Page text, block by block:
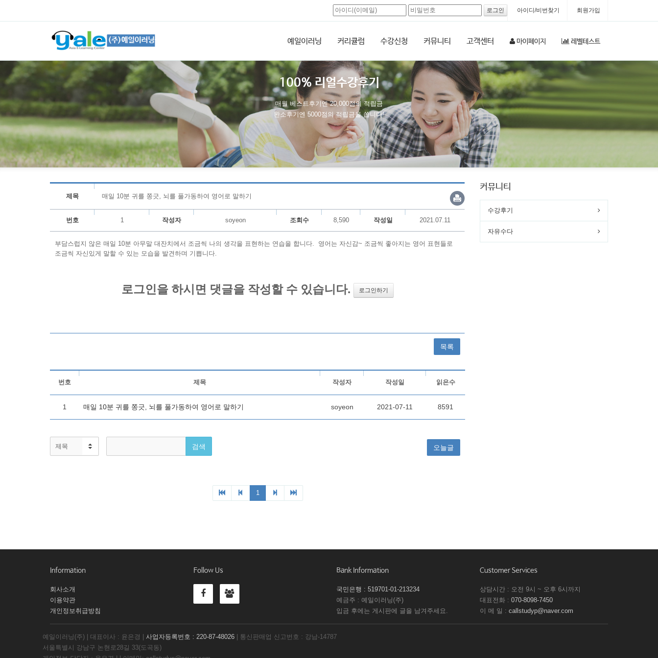
아이디/비번찾기 회원가입
예일이러닝 커리큘럼 수강신청 커뮤니티 고객센터 마이페이지 레벨테스트
100% 리얼수강후기
매월 베스트후기엔 20,000점의 적립금
완소후기엔 5000점의 적립금을 쏩니다!
제목 매일 10분 귀를 쫑긋, 뇌를 풀가동하여 영어로 말하기
번호 1 작성자 soyeon 조회수 8,590 작성일 2021.07.11
부담스럽지 않은 매일 10분 아무말 대잔치에서 조금씩 나의 생각을 표현하는 연습을 합니다. 영어는 자신감~ 조금씩 좋아지는 영어 표현들로
조금씩 자신있게 말할 수 있는 모습을 발견하며 기쁩니다.
목록
커뮤니티
수강후기
자유수다
Information
회사소개
이용약관
개인정보취급방침
Follow Us Bank Information
국민은행 : 519701-01-213234
예금주 : 예일이러닝(주)
입금 후에는 게시판에 글을 남겨주세요.
Customer Services
상담시간 : 오전 9시 ~ 오후 6시까지
대표전화 : 070-8098-7450
이 메 일 : callstudyp@naver.com
예일이러닝(주) | 대표이사 : 윤은경 | 사업자등록번호 : 220-87-48026 | 통신판매업 신고번호 : 강남-14787
서울특별시 강남구 논현로28길 33(도곡동)